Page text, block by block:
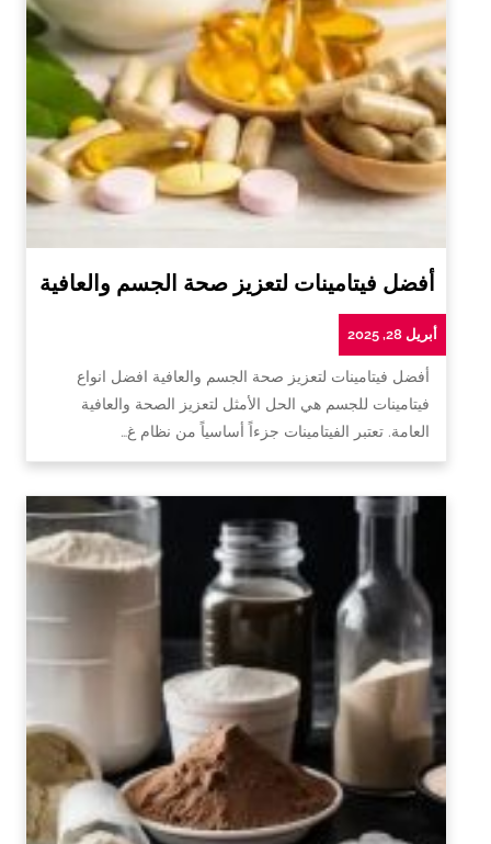
أفضل فيتامينات لتعزيز صحة الجسم والعافية
أبريل 28, 2025
أفضل فيتامينات لتعزيز صحة الجسم والعافية افضل انواع
فيتامينات للجسم هي الحل الأمثل لتعزيز الصحة والعافية
العامة. تعتبر الفيتامينات جزءاً أساسياً من نظام غ…